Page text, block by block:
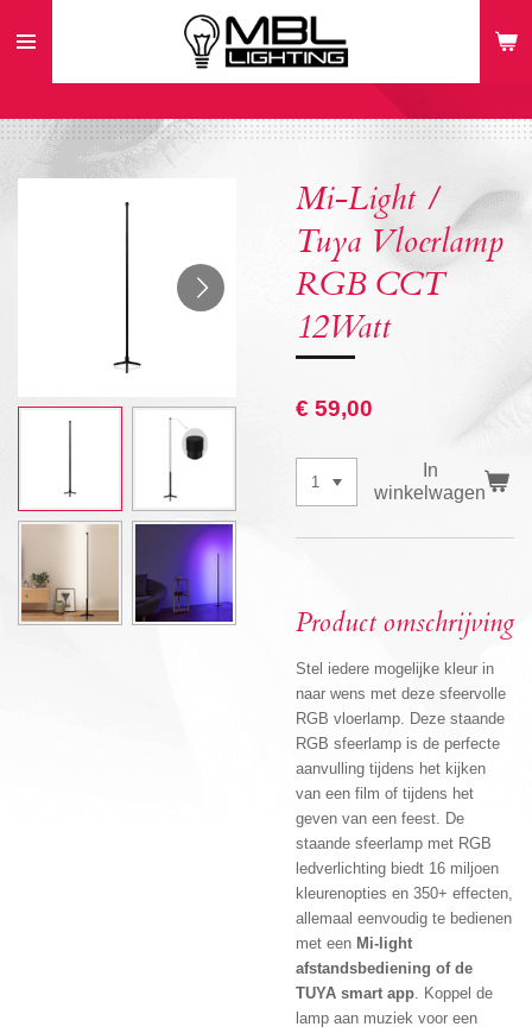
direct
hoofdinhoud
Mi-Light /
Tuya Vloerlamp
RGB CCT
12Watt
€ 59,00
In
winkelwagen
Product omschrijving
Stel iedere mogelijke kleur in
naar wens met deze sfeervolle
RGB vloerlamp. Deze staande
RGB sfeerlamp is de perfecte
aanvulling tijdens het kijken
van een film of tijdens het
geven van een feest. De
staande sfeerlamp met RGB
ledverlichting biedt 16 miljoen
kleurenopties en 350+ effecten,
allemaal eenvoudig te bedienen
met een Mi-light
afstandsbediening of de
TUYA smart app. Koppel de
lamp aan muziek voor een